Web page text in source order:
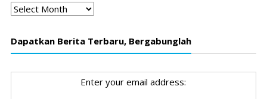
Arsip
Dapatkan Berita Terbaru, Bergabunglah
Enter your email address: